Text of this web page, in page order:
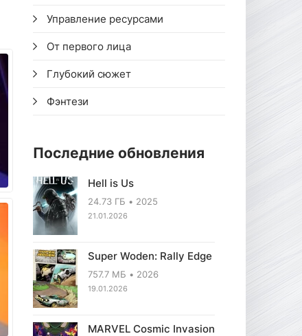
Управление ресурсами
От первого лица
Глубокий сюжет
Фэнтези
Последние обновления
Hell is Us
24.73 ГБ 2025
21.01.2026
Super Woden: Rally Edge
757.7 МБ 2026
19.01.2026
MARVEL Cosmic Invasion